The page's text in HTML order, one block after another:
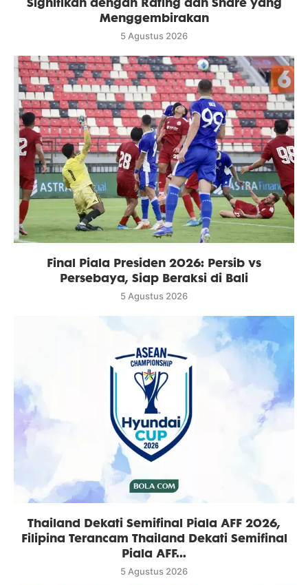
Menggembirakan
5 Agustus 2026
Final Piala Presiden 2026: Persib vs
Persebaya, Siap Beraksi di Bali
5 Agustus 2026
Thailand Dekati Semifinal Piala AFF 2026,
Filipina Terancam Thailand Dekati Semifinal
Piala AFF...
5 Agustus 2026